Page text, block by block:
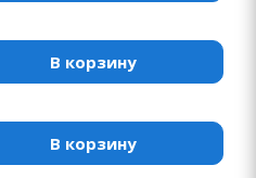
В корзину
В корзину